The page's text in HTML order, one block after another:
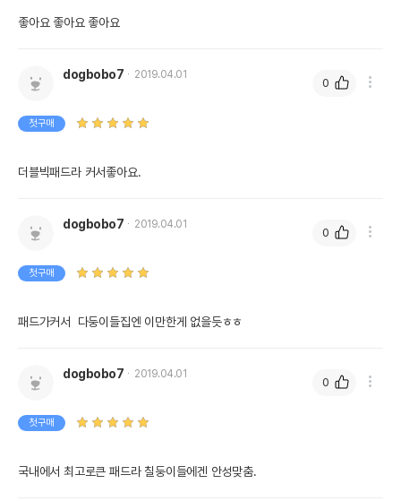
좋아요 좋아요 좋아요
dogbobo7 2019.04.01
첫구매
더블빅패드라 커서좋아요.
0
dogbobo7 2019.04.01
첫구매
패드가커서  다둥이들집엔 이만한게 없을듯ㅎㅎ
0
dogbobo7 2019.04.01
첫구매
국내에서 최고로큰 패드라 칠둥이들에겐 안성맞춤.
0